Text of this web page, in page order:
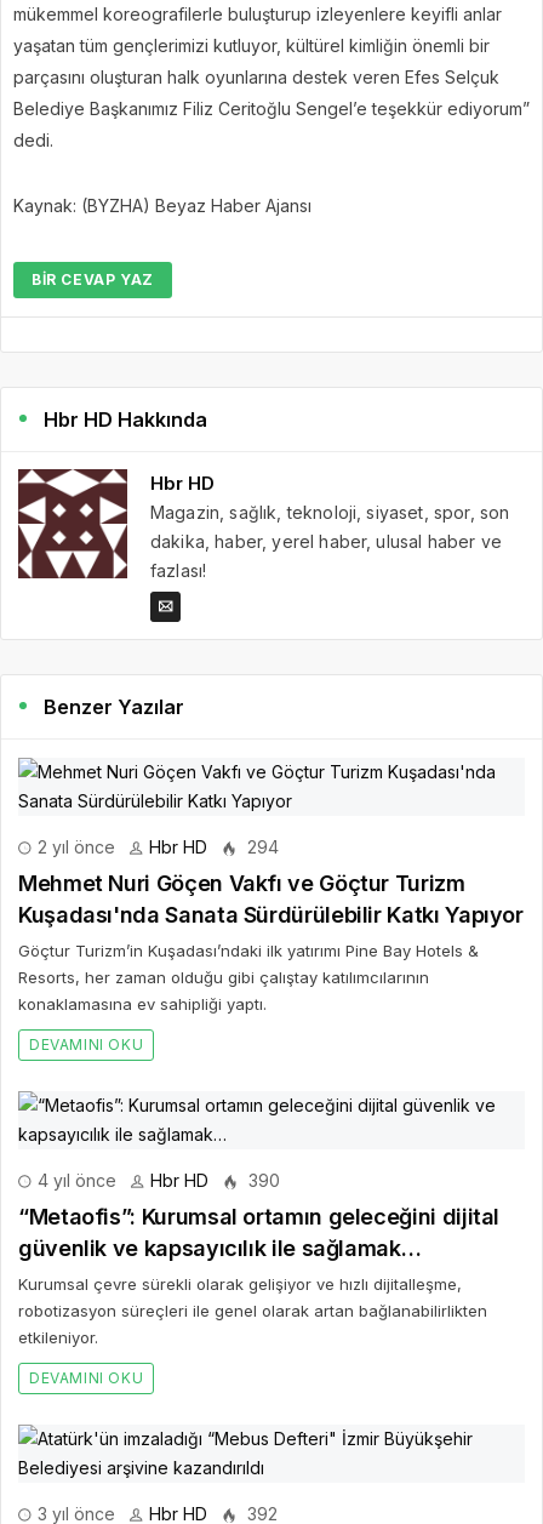
mükemmel koreografilerle buluşturup izleyenlere keyifli anlar
yaşatan tüm gençlerimizi kutluyor, kültürel kimliğin önemli bir
parçasını oluşturan halk oyunlarına destek veren Efes Selçuk
Belediye Başkanımız Filiz Ceritoğlu Sengel’e teşekkür ediyorum”
dedi.
Kaynak: (BYZHA) Beyaz Haber Ajansı
BIR CEVAP YAZ
Hbr HD Hakkında
Hbr HD
Magazin, sağlık, teknoloji, siyaset, spor, son
dakika, haber, yerel haber, ulusal haber ve
fazlası!
Benzer Yazılar
2 yıl önce Hbr HD 294
Mehmet Nuri Göçen Vakfı ve Göçtur Turizm
Kuşadası'nda Sanata Sürdürülebilir Katkı Yapıyor
Göçtur Turizm’in Kuşadası’ndaki ilk yatırımı Pine Bay Hotels &
Resorts, her zaman olduğu gibi çalıştay katılımcılarının
konaklamasına ev sahipliği yaptı.
DEVAMINI OKU
4 yıl önce Hbr HD 390
“Metaofis”: Kurumsal ortamın geleceğini dijital
güvenlik ve kapsayıcılık ile sağlamak…
Kurumsal çevre sürekli olarak gelişiyor ve hızlı dijitalleşme,
robotizasyon süreçleri ile genel olarak artan bağlanabilirlikten
etkileniyor.
DEVAMINI OKU
3 yıl önce Hbr HD 392